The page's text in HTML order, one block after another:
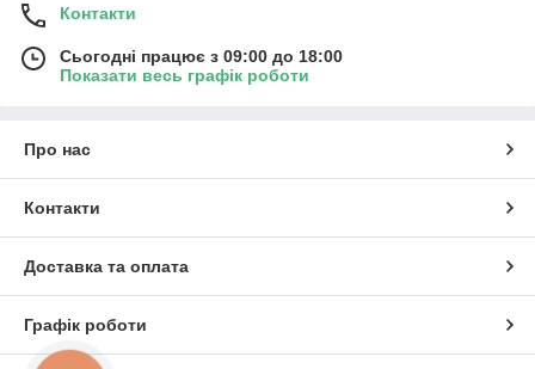
Контакти
Сьогодні працює з 09:00 до 18:00
Показати весь графік роботи
Про нас
Контакти
Доставка та оплата
Графік роботи